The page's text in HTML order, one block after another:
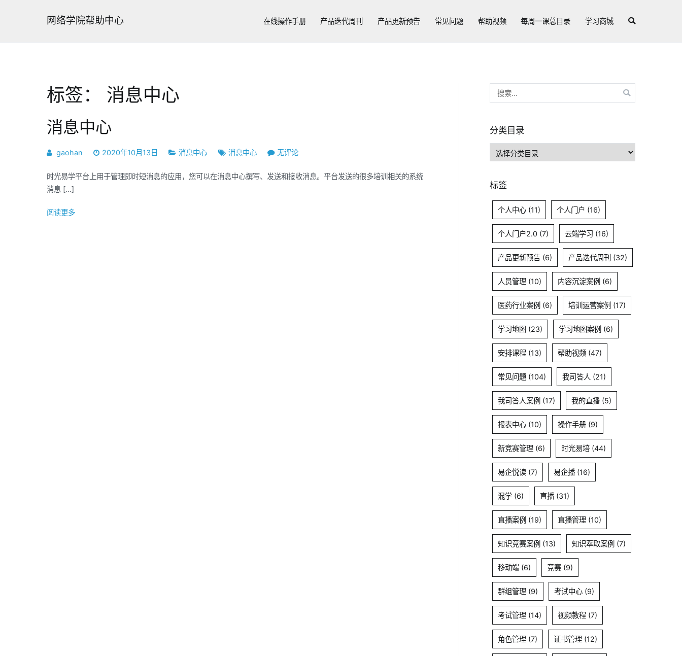
网络学院帮助中心 在线操作手册 产品迭代周刊 产品更新预告 常见问题 帮助视频 每周一课总目录 学习商城
标签： 消息中心
消息中心
gaohan 2020年10月13日 消息中心 消息中心
消
中
无评论
时光易学平台上用于管理即时短消息的应用，您可以在消息中心撰写、发送和接收消息。平台发送的很多培训相关的系统
消息 […]
阅读更多
索：
分类目录
类
录
标签
个人中心 (11) 个人门户 (16)
个人门户2.0 (7) 云端学习 (16)
产品更新预告 (6) 产品迭代周刊 (32)
人员管理 (10) 内容沉淀案例 (6)
医药行业案例 (6) 培训运营案例 (17)
学习地图 (23) 学习地图案例 (6)
安排课程 (13) 帮助视频 (47)
常见问题 (104) 我司答人 (21)
我司答人案例 (17) 我的直播 (5)
报表中心 (10) 操作手册 (9)
新竞赛管理 (6) 时光易培 (44)
易企悦读 (7) 易企播 (16)
混学 (6) 直播 (31)
直播案例 (19) 直播管理 (10)
知识竞赛案例 (13) 知识萃取案例 (7)
移动端 (6) 竞赛 (9)
群组管理 (9) 考试中心 (9)
考试管理 (14) 视频教程 (7)
角色管理 (7) 证书管理 (12)